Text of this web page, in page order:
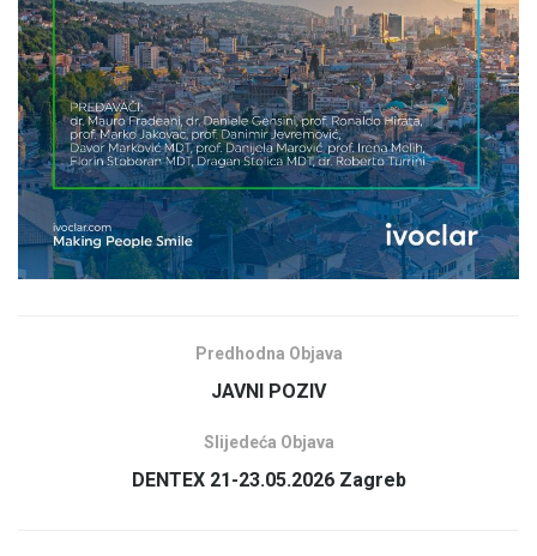
Predhodna Objava
JAVNI POZIV
Slijedeća Objava
DENTEX 21-23.05.2026 Zagreb